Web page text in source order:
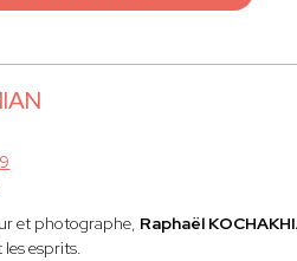
et photographe, Raphaël
esprits.